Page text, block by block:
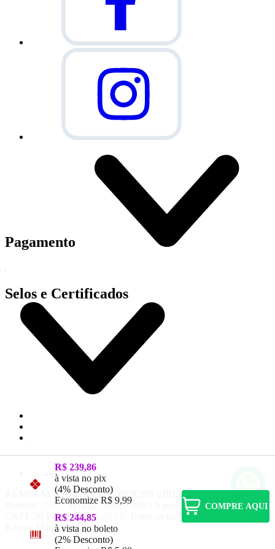
Pagamento
Selos e Certificados
KEMPA MAQUINAS E SERVIÇOS EIRELI, Rua Santos
Dumont - 573 - Veneza - 89820-000 - Xanxerê - SC
CNPJ: 28.188.708/0001-37 | © Todos os direitos reservados -
Kempa Máquinas - 2026
R$ 239,86
à vista no pix
(4% Desconto)
Economize R$ 9,99
R$ 244,85
à vista no boleto
(2% Desconto)
COMPRE AQUI